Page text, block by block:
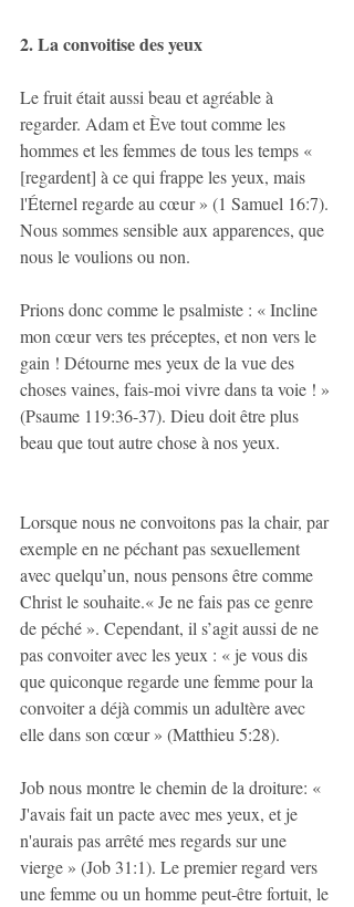
2. La convoitise des yeux
Le fruit était aussi beau et agréable à
regarder. Adam et Ève tout comme les
hommes et les femmes de tous les temps «
[regardent] à ce qui frappe les yeux, mais
l'Éternel regarde au cœur » (1 Samuel 16:7).
Nous sommes sensible aux apparences, que
nous le voulions ou non.
Prions donc comme le psalmiste : « Incline
mon cœur vers tes préceptes, et non vers le
gain ! Détourne mes yeux de la vue des
choses vaines, fais-moi vivre dans ta voie ! »
(Psaume 119:36-37). Dieu doit être plus
beau que tout autre chose à nos yeux.
Lorsque nous ne convoitons pas la chair, par
exemple en ne péchant pas sexuellement
avec quelqu’un, nous pensons être comme
Christ le souhaite.« Je ne fais pas ce genre
de péché ». Cependant, il s’agit aussi de ne
pas convoiter avec les yeux : « je vous dis
que quiconque regarde une femme pour la
convoiter a déjà commis un adultère avec
elle dans son cœur » (Matthieu 5:28).
Job nous montre le chemin de la droiture: «
J'avais fait un pacte avec mes yeux, et je
n'aurais pas arrêté mes regards sur une
vierge » (Job 31:1). Le premier regard vers
une femme ou un homme peut-être fortuit, le